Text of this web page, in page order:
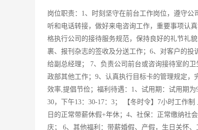
岗位职责：1、时刻坚守在前台工作岗位，遵守
听和电话转接，做好来电咨询工作，重要事项认
格执行公司的接待服务规范，保持良好的礼节礼
裹、报刊杂志的签收及分送工作；6、对客户的
给副总经理； 7、负责公司前台或咨询接待室的
政部其他工作；9、认真执行目标卡的管理规定
效率,提倡节俭；福利待遇：1、试用期：试用期
30，下午13：30-17：3； 【冬时令】7小时工作
日的正常带薪休假+年休；4、社保：正常缴纳社
庆； 6、其他福利：带薪婚假、产假，生日关怀